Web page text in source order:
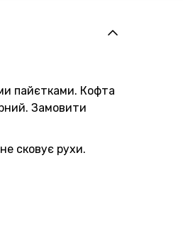
пайєтками. Кофта
Замовити
сковує рухи.